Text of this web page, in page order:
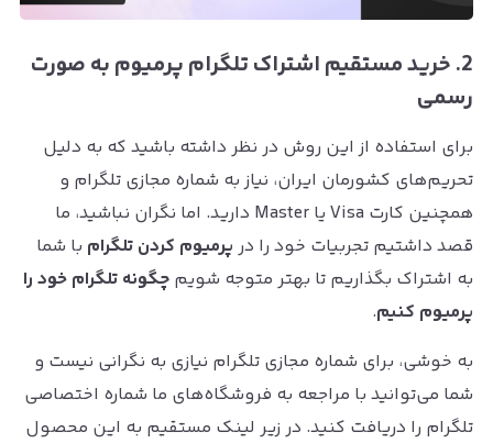
2. خرید مستقیم اشتراک تلگرام پرمیوم به صورت
رسمی
برای استفاده از این روش در نظر داشته باشید که به دلیل
تحریم‌های کشورمان ایران، نیاز به شماره مجازی تلگرام و
همچنین کارت Visa یا Master دارید. اما نگران نباشید، ما
قصد داشتیم تجربیات خود را در پرمیوم کردن تلگرام با شما
به اشتراک بگذاریم تا بهتر متوجه شویم چگونه تلگرام خود را
پرمیوم کنیم.
به خوشی، برای شماره مجازی تلگرام نیازی به نگرانی نیست و
شما می‌توانید با مراجعه به فروشگاه‌های ما شماره اختصاصی
تلگرام را دریافت کنید. در زیر لینک مستقیم به این محصول